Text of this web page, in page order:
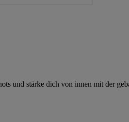
und stärke dich von innen mit der